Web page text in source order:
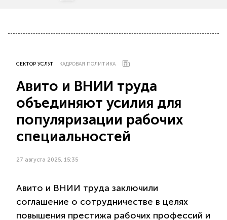
СЕКТОР УСЛУГ КАДРОВАЯ ПОЛИТИКА
Авито и ВНИИ труда
объединяют усилия для
популяризации рабочих
специальностей
27 августа 2025, 15:35
Авито и ВНИИ труда заключили
соглашение о сотрудничестве в целях
повышения престижа рабочих профессий и